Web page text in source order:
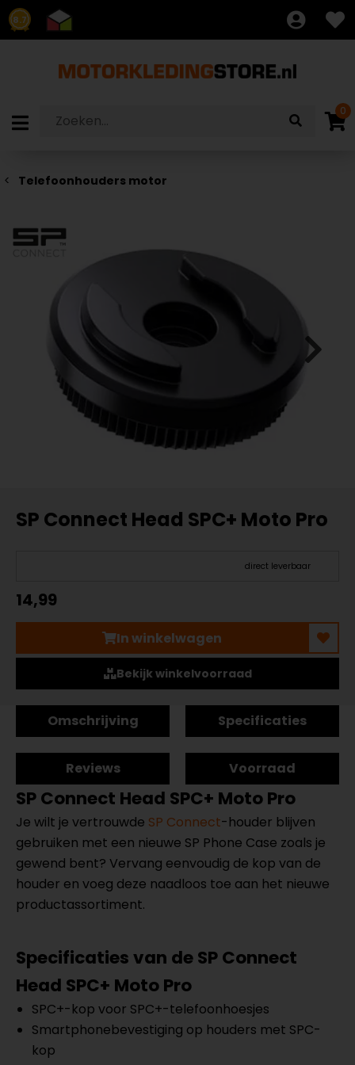
8.7
0
Telefoonhouders motor
SP Connect Head SPC+ Moto Pro
direct leverbaar
14,99
In winkelwagen
Bekijk winkelvoorraad
Omschrijving Specificaties
Reviews Voorraad
SP Connect Head SPC+ Moto Pro
Je wilt je vertrouwde SP Connect-houder blijven
gebruiken met een nieuwe SP Phone Case zoals je
gewend bent? Vervang eenvoudig de kop van de
houder en voeg deze naadloos toe aan het nieuwe
productassortiment.
Specificaties van de SP Connect
Head SPC+ Moto Pro
SPC+-kop voor SPC+-telefoonhoesjes
Smartphonebevestiging op houders met SPC-
kop